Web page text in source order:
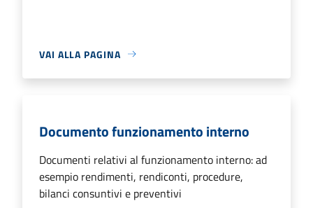
VAI ALLA PAGINA
Documento funzionamento interno
Documenti relativi al funzionamento interno: ad
esempio rendimenti, rendiconti, procedure,
bilanci consuntivi e preventivi